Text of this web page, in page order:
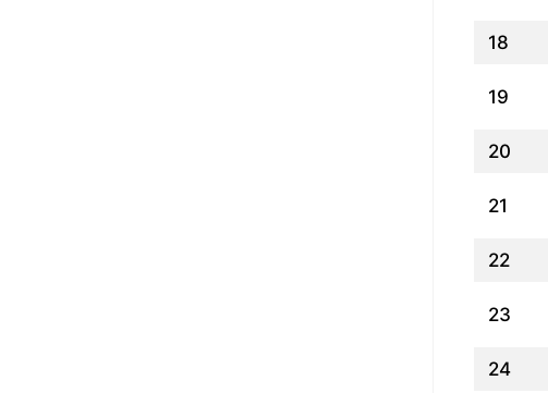
18
19
20
21
22
23
24